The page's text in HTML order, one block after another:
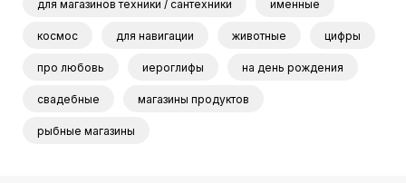
для магазинов техники / сантехники именные
космос для навигации животные цифры
про любовь иероглифы на день рождения
свадебные магазины продуктов
рыбные магазины